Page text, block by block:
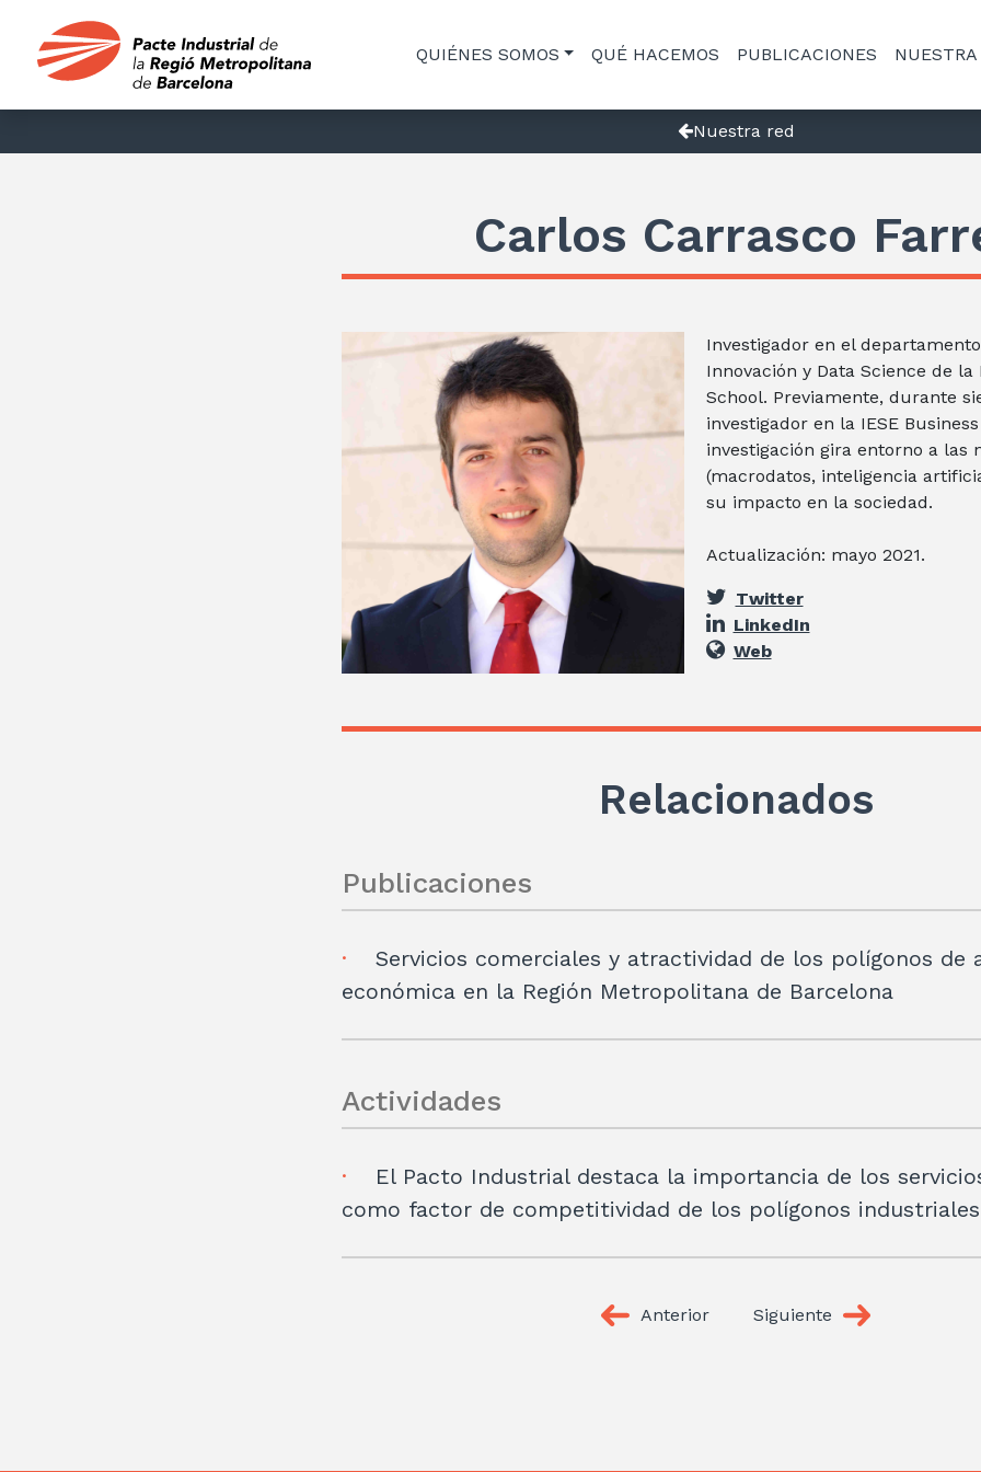
QUIÉNES SOMOS QUÉ HACEMOS PUBLICACIONES NUESTRA
Nuestra red
Carlos Carrasco
Investigador en el
Innovación y Data Science de la
School. Previamente, durante
investigador en la IESE
investigación gira entorno a las
(macrodatos, inteligencia
su impacto en la sociedad.
Actualización: mayo 2021.
Twitter
LinkedIn
Web
Relacionados
Publicaciones
Servicios comerciales y atractividad de los polígonos de
económica en la Región Metropolitana de Barcelona
Actividades
El Pacto Industrial destaca la importancia de los
como factor de competitividad de los polígonos industriales
Anterior Siguiente